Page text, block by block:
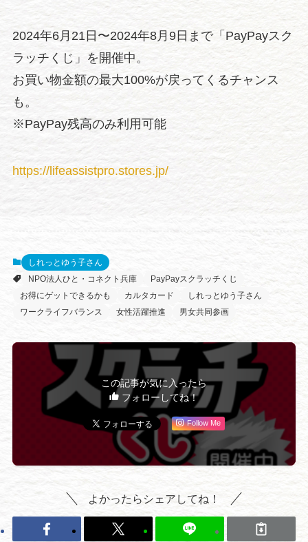
2024年6月21日〜2024年8月9日まで「PayPayスク
ラッチくじ」を開催中。
お買い物金額の最大100%が戻ってくるチャンス
も。
※PayPay残高のみ利用可能
https://lifeassistpro.stores.jp/
しれっとゆう子さん
NPO法人ひと・コネクト兵庫
PayPayスクラッチくじ
お得にゲットできるかも
カルタカード
しれっとゆう子さん
ワークライフバランス
女性活躍推進 男女共同参画
この記事が気に入ったら
フォローしてね！
Follow Me
よかったらシェアしてね！